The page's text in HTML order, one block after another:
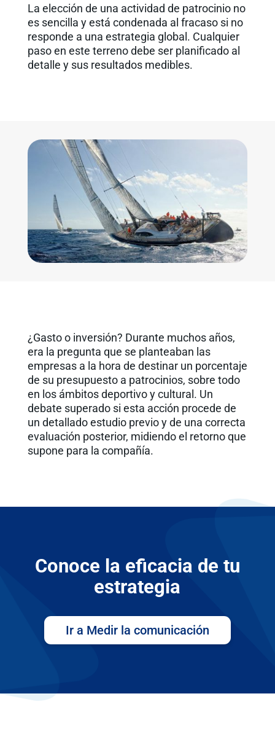
La elección de una actividad de patrocinio no
es sencilla y está condenada al fracaso si no
responde a una estrategia global. Cualquier
paso en este terreno debe ser planificado al
detalle y sus resultados medibles.
¿Gasto o inversión? Durante muchos años,
era la pregunta que se planteaban las
empresas a la hora de destinar un porcentaje
de su presupuesto a patrocinios, sobre todo
en los ámbitos deportivo y cultural. Un
debate superado si esta acción procede de
un detallado estudio previo y de una correcta
evaluación posterior, midiendo el retorno que
supone para la compañía.
Conoce la eficacia de tu
estrategia
Ir a Medir la comunicación